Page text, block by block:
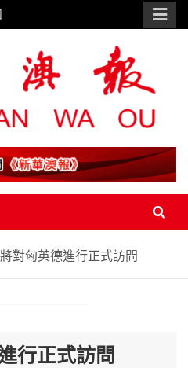
對匈英德進行正式訪問
行正式訪問